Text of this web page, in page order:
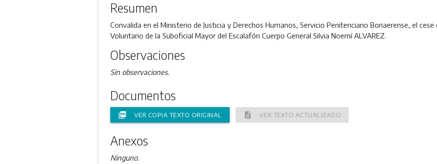
Resumen
Convalida en el Ministerio de Justicia y Derechos Humanos, Servicio Penitenciario Bonaerense, el
Voluntario de la Suboficial Mayor del Escalafón Cuerpo General Silvia Noemí ALVAREZ.
Observaciones
Sin observaciones.
Documentos
picture_as_pdf VER COPIA TEXTO ORIGINAL description VER TEXTO ACTUALIZADO
Anexos
Ninguno.